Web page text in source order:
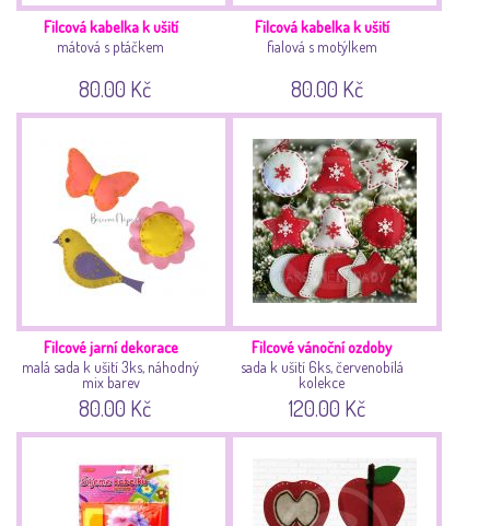
Filcová kabelka k ušití
mátová s ptáčkem
80.00 Kč
Filcová kabelka k ušití
fialová s motýlkem
80.00 Kč
Filcové jarní dekorace
malá sada k ušití 3ks, náhodný
mix barev
80.00 Kč
Filcové vánoční ozdoby
sada k ušití 6ks, červenobílá
kolekce
120.00 Kč